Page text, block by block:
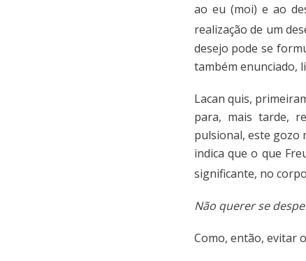
ao eu (moi) e ao
realização de um
desejo pode se
também enunciado,
Lacan quis,
para, mais tarde,
pulsional, este gozo
indica que o que
significante, no
Não querer se
Como, então, evitar